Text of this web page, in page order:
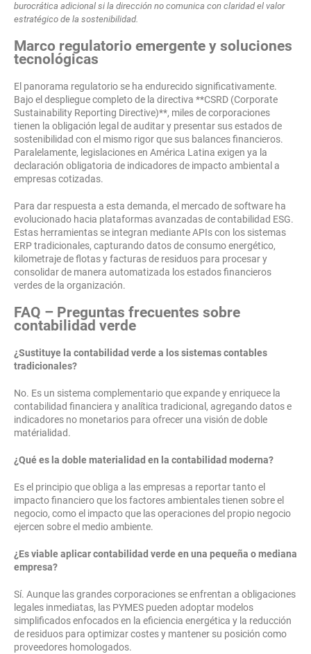
burocrática adicional si la dirección no comunica con claridad el valor
estratégico de la sostenibilidad.
Marco regulatorio emergente y soluciones
tecnológicas
El panorama regulatorio se ha endurecido significativamente.
Bajo el despliegue completo de la directiva **CSRD (Corporate
Sustainability Reporting Directive)**, miles de corporaciones
tienen la obligación legal de auditar y presentar sus estados de
sostenibilidad con el mismo rigor que sus balances financieros.
Paralelamente, legislaciones en América Latina exigen ya la
declaración obligatoria de indicadores de impacto ambiental a
empresas cotizadas.
Para dar respuesta a esta demanda, el mercado de software ha
evolucionado hacia plataformas avanzadas de contabilidad ESG.
Estas herramientas se integran mediante APIs con los sistemas
ERP tradicionales, capturando datos de consumo energético,
kilometraje de flotas y facturas de residuos para procesar y
consolidar de manera automatizada los estados financieros
verdes de la organización.
FAQ – Preguntas frecuentes sobre
contabilidad verde
¿Sustituye la contabilidad verde a los sistemas contables
tradicionales?
No. Es un sistema complementario que expande y enriquece la
contabilidad financiera y analítica tradicional, agregando datos e
indicadores no monetarios para ofrecer una visión de doble
matérialidad.
¿Qué es la doble materialidad en la contabilidad moderna?
Es el principio que obliga a las empresas a reportar tanto el
impacto financiero que los factores ambientales tienen sobre el
negocio, como el impacto que las operaciones del propio negocio
ejercen sobre el medio ambiente.
¿Es viable aplicar contabilidad verde en una pequeña o mediana
empresa?
Sí. Aunque las grandes corporaciones se enfrentan a obligaciones
legales inmediatas, las PYMES pueden adoptar modelos
simplificados enfocados en la eficiencia energética y la reducción
de residuos para optimizar costes y mantener su posición como
proveedores homologados.